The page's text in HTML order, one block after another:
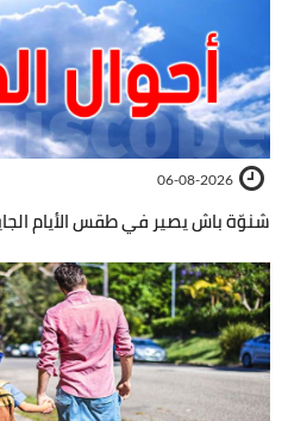
06-08-2026
شنوّة باش يصير في طقس الأيام